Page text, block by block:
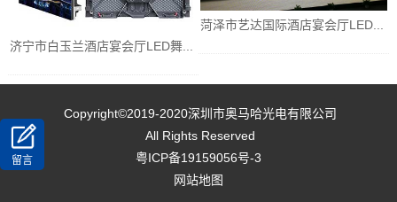
济宁市白玉兰酒店宴会厅LED舞...
菏泽市艺达国际酒店宴会厅LED...
Copyright©2019-2020深圳市奥马哈光电有限公司
All Rights Reserved
粤ICP备19159056号-3
网站地图
留言